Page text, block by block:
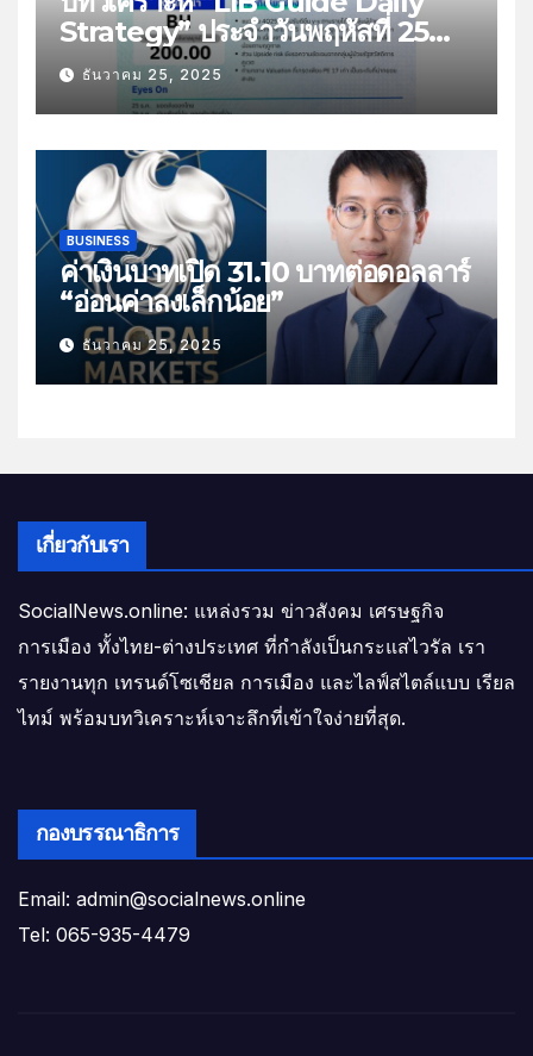
Strategy” ประจำวันพฤหัสที่ 25
ธันวาคม 2568 หัวข้อ “ติดตามยอด
ส่งออกไทย”
ธันวาคม 25, 2025
BUSINESS
ค่าเงินบาทเปิด 31.10 บาทต่อดอลลาร์
“อ่อนค่าลงเล็กน้อย”
ธันวาคม 25, 2025
เกี่ยวกับเรา
SocialNews.online: แหล่งรวม ข่าวสังคม เศรษฐกิจ
การเมือง ทั้งไทย-ต่างประเทศ ที่กำลังเป็นกระแสไวรัล เรา
รายงานทุก เทรนด์โซเชียล การเมือง และไลฟ์สไตล์แบบ เรียล
ไทม์ พร้อมบทวิเคราะห์เจาะลึกที่เข้าใจง่ายที่สุด.
กองบรรณาธิการ
Email: admin@socialnews.online
Tel: 065-935-4479